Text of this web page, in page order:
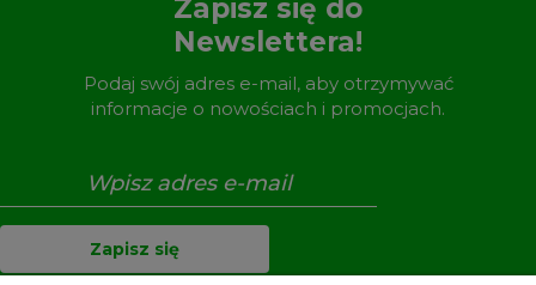
Zapisz się do
Newslettera!
Podaj swój adres e-mail, aby otrzymywać
informacje o nowościach i promocjach.
Zapisz się